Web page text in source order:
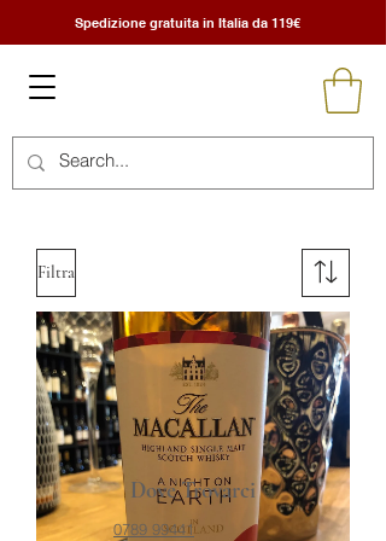
Filtra
Dove Trovarci
0789 99441